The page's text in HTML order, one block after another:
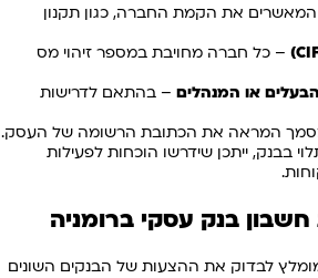
את הקמת החברה, כגון תקנון
– כל חברה מחויבת במספר זיהוי מס
או המנהלים – בהתאם לדרישות
המראה את הכתובת הרשומה של העסק.
בבנק, ייתכן שידרשו הוכחות לפעילות
בנק עסקי ברומניה
לבדוק את ההצעות של הבנקים השונים